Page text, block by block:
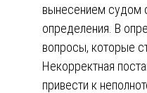
вынесением судом
определения. В
вопросы, которые
Некорректная
привести к